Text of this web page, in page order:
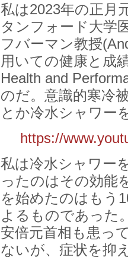
私は2023年の正月
タンフォード大学
フバーマン教授
用いての健康と成
Health and
のだ。意識的寒冷
とか冷水シャワー
https://
私は冷水シャワー
ったのはその効能
を始めたのはもう
よるものであった
安倍元首相も患っ
ないが、症状を抑